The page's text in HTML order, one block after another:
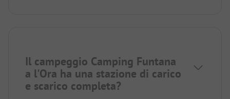
Il campeggio Camping Funtana
a l'Ora ha una stazione di carico
e scarico completa?